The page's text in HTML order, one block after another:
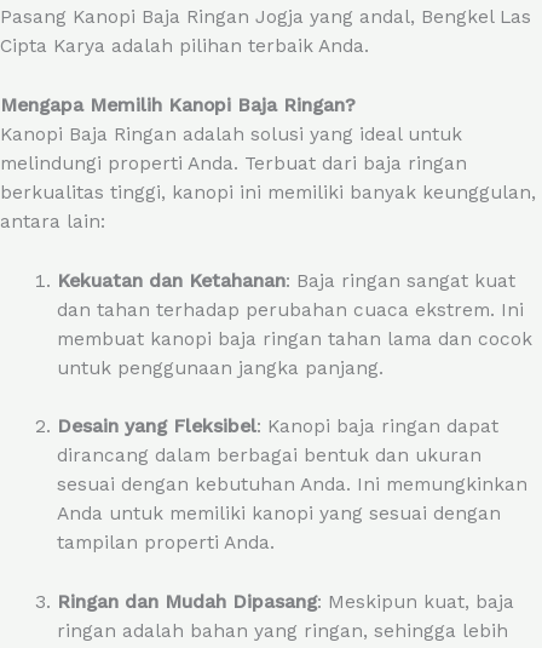
5
Pasang Kanopi Baja Ringan Jogja yang andal, Bengkel Las
Cipta Karya adalah pilihan terbaik Anda.
Mengapa Memilih Kanopi Baja Ringan?
Kanopi Baja Ringan adalah solusi yang ideal untuk
melindungi properti Anda. Terbuat dari baja ringan
berkualitas tinggi, kanopi ini memiliki banyak keunggulan,
antara lain:
Kekuatan dan Ketahanan: Baja ringan sangat kuat
dan tahan terhadap perubahan cuaca ekstrem. Ini
membuat kanopi baja ringan tahan lama dan cocok
untuk penggunaan jangka panjang.
Desain yang Fleksibel: Kanopi baja ringan dapat
dirancang dalam berbagai bentuk dan ukuran
sesuai dengan kebutuhan Anda. Ini memungkinkan
Anda untuk memiliki kanopi yang sesuai dengan
tampilan properti Anda.
Ringan dan Mudah Dipasang: Meskipun kuat, baja
ringan adalah bahan yang ringan, sehingga lebih